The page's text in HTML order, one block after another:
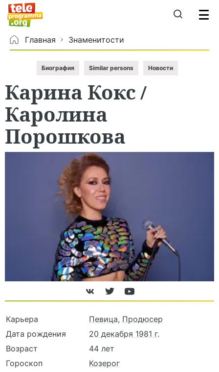
Главная Знаменитости
Биография Similar persons Новости
Карина Кокс/
Каролина
Порошкова
Карьера Певица, Продюсер
Дата рождения
20 декабря 1981 г.
Возраст
44 лет
Гороскоп
Козерог